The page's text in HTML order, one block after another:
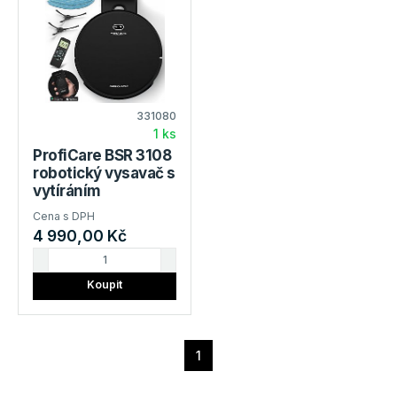
331080
1 ks
ProfiCare BSR 3108
robotický vysavač s
vytíráním
Cena s DPH
4 990,00 Kč
Koupit
1